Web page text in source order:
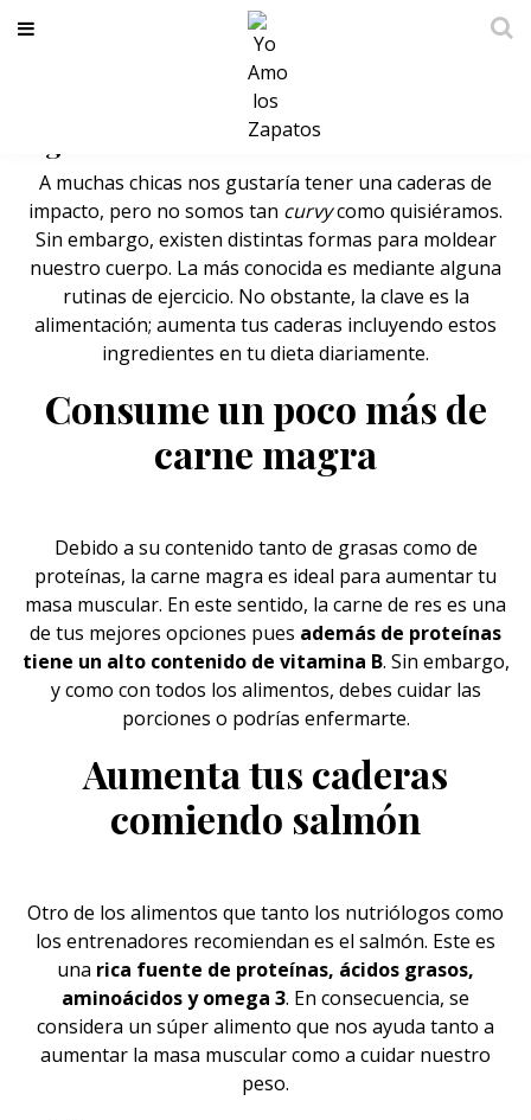
Aumenta tus caderas con estos
A muchas chicas nos gustaría tener una caderas de
impacto, pero no somos tan curvycomo quisiéramos.
Sin embargo, existen distintas formas para moldear
nuestro cuerpo. La más conocida es mediante alguna
rutinas de ejercicio. No obstante, la clave es la
alimentación; aumenta tus caderas incluyendo estos
ingredientes en tu dieta diariamente.
Consume un poco más de
carne magra
Debido a su contenido tanto de grasas como de
proteínas, la carne magra es ideal para aumentar tu
masa muscular. En este sentido, la carne de res es una
de tus mejores opciones pues además de proteínas
tiene un alto contenido de vitamina B. Sin embargo,
y como con todos los alimentos, debes cuidar las
porciones o podrías enfermarte.
Aumenta tus caderas
comiendo salmón
Otro de los alimentos que tanto los nutriólogos como
los entrenadores recomiendan es el salmón. Este es
una rica fuente de proteínas, ácidos grasos,
aminoácidos y omega 3. En consecuencia, se
considera un súper alimento que nos ayuda tanto a
aumentar la masa muscular como a cuidar nuestro
peso.